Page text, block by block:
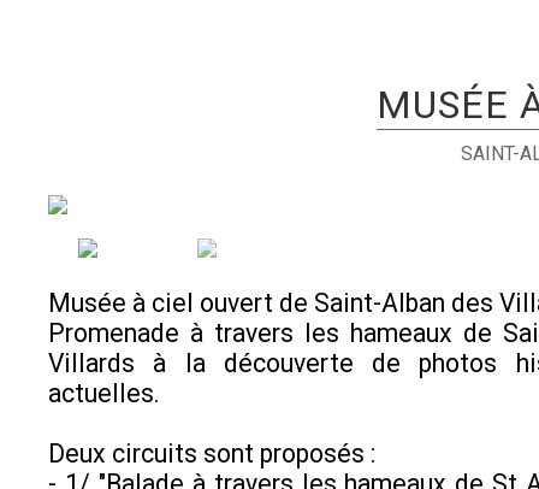
MUSÉE
SAINT-
Musée à ciel ouvert de Saint-Alban des
Promenade à travers les hameaux de
Villards à la découverte de photos
actuelles.
Deux circuits sont proposés :